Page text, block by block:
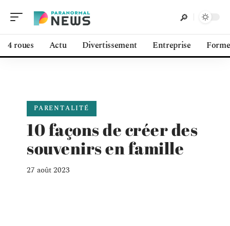
4 roues Actu Divertissement Entreprise Forme
PARENTALITÉ
10 façons de créer des
souvenirs en famille
27 août 2023